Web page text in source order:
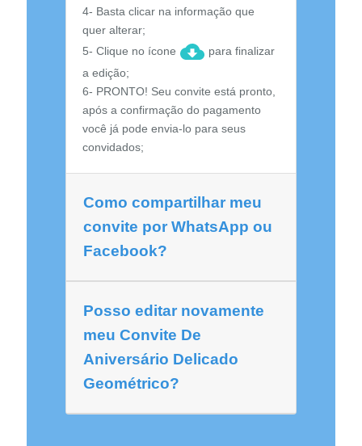
4- Basta clicar na informação que
quer alterar;
5- Clique no ícone
para finalizar
a edição;
6- PRONTO! Seu convite está pronto,
após a confirmação do pagamento
você já pode envia-lo para seus
convidados;
Como compartilhar meu
convite por WhatsApp ou
Facebook?
Posso editar novamente
meu Convite De
Aniversário Delicado
Geométrico?